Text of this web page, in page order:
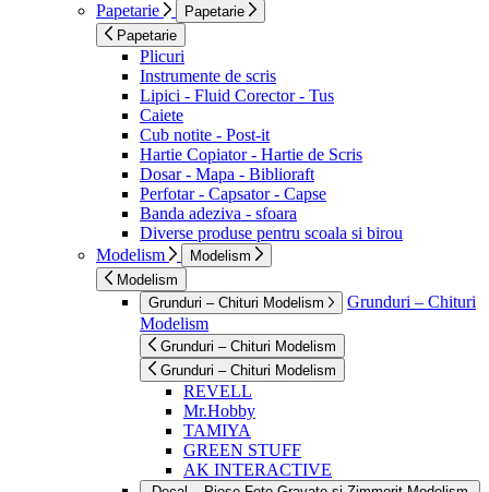
Papetarie
Papetarie
Papetarie
Plicuri
Instrumente de scris
Lipici - Fluid Corector - Tus
Caiete
Cub notite - Post-it
Hartie Copiator - Hartie de Scris
Dosar - Mapa - Biblioraft
Perfotar - Capsator - Capse
Banda adeziva - sfoara
Diverse produse pentru scoala si birou
Modelism
Modelism
Modelism
Grunduri – Chituri Modelism
Grunduri – Chituri
Modelism
Grunduri – Chituri Modelism
Grunduri – Chituri Modelism
REVELL
Mr.Hobby
TAMIYA
GREEN STUFF
AK INTERACTIVE